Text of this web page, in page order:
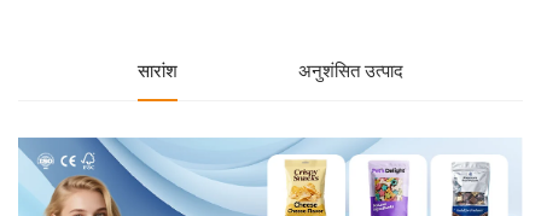
सारांश अनुशंसित उत्पाद